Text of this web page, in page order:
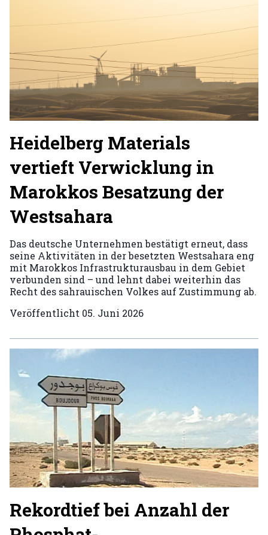
Heidelberg Materials
vertieft Verwicklung in
Marokkos Besatzung der
Westsahara
Das deutsche Unternehmen bestätigt erneut, dass
seine Aktivitäten in der besetzten Westsahara eng
mit Marokkos Infrastrukturausbau in dem Gebiet
verbunden sind – und lehnt dabei weiterhin das
Recht des sahrauischen Volkes auf Zustimmung ab.
Veröffentlicht 05. Juni 2026
Rekordtief bei Anzahl der